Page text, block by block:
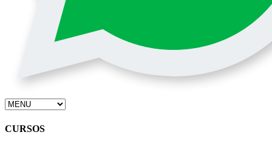
CURSOS